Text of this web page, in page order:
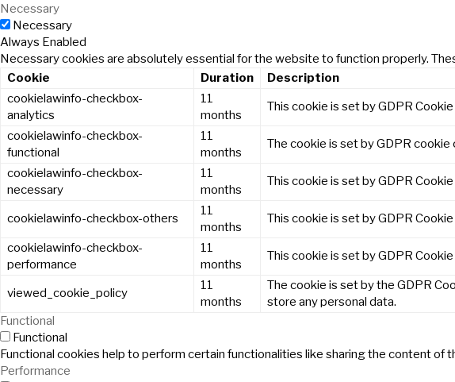
Necessary
Necessary
Always Enabled
Necessary cookies are absolutely essential for the website to function properly.
Cookie
Duration
Description
cookielawinfo-checkbox-
analytics
11
months
This cookie is set by GDPR
cookielawinfo-checkbox-
functional
11
months
The cookie is set by GDPR
cookielawinfo-checkbox-
necessary
11
months
This cookie is set by GDPR
cookielawinfo-checkbox-others
11
months
This cookie is set by GDPR
cookielawinfo-checkbox-
performance
11
months
This cookie is set by GDPR
viewed_cookie_policy
11
months
The cookie is set by the GDPR
store any personal data.
Functional
Functional
Functional cookies help to perform certain functionalities like sharing the content
Performance